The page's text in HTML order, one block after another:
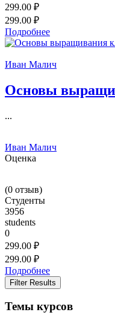
299.00 ₽
299.00 ₽
Подробнее
Иван Малич
Основы
...
Иван Малич
Оценка
(0 отзыв)
Студенты
3956
students
0
299.00 ₽
299.00 ₽
Подробнее
Filter Results
Темы курсов